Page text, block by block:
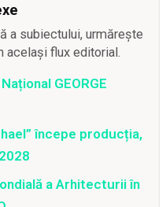
a subiectului, urmărește
același flux editorial.
GEORGE
începe producția,
a Arhitecturii în